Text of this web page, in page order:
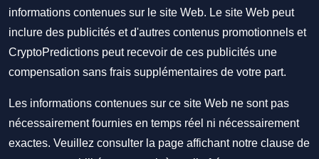
informations contenues sur le site Web. Le site Web peut
inclure des publicités et d'autres contenus promotionnels et
CryptoPredictions peut recevoir de ces publicités une
compensation sans frais supplémentaires de votre part.
Les informations contenues sur ce site Web ne sont pas
nécessairement fournies en temps réel ni nécessairement
exactes. Veuillez consulter la page affichant notre clause de